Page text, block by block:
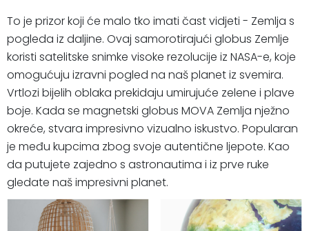
To je prizor koji će malo tko imati čast vidjeti - Zemlja s
pogleda iz daljine. Ovaj samorotirajući globus Zemlje
koristi satelitske snimke visoke rezolucije iz NASA-e, koje
omogućuju izravni pogled na naš planet iz svemira.
Vrtlozi bijelih oblaka prekidaju umirujuće zelene i plave
boje. Kada se magnetski globus MOVA Zemlja nježno
okreće, stvara impresivno vizualno iskustvo. Popularan
je među kupcima zbog svoje autentične ljepote. Kao
da putujete zajedno s astronautima i iz prve ruke
gledate naš impresivni planet.